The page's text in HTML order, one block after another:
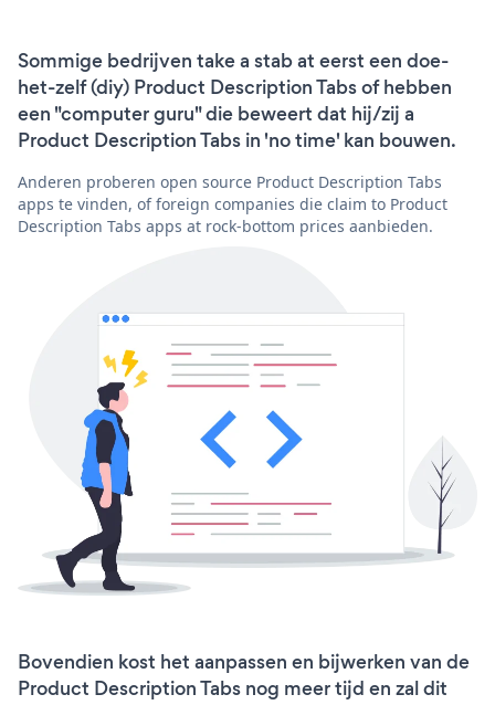
Sommige bedrijven take a stab at eerst een doe-
het-zelf (diy) Product Description Tabs of hebben
een "computer guru" die beweert dat hij/zij a
Product Description Tabs in 'no time' kan bouwen.
Anderen proberen open source Product Description Tabs
apps te vinden, of foreign companies die claim to Product
Description Tabs apps at rock-bottom prices aanbieden.
Bovendien kost het aanpassen en bijwerken van de
Product Description Tabs nog meer tijd en zal dit